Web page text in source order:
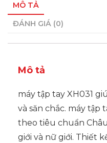
MÔ TẢ
ĐÁNH GIÁ (0)
Mô tả
máy tập tay XH031
và săn chắc. máy tập
theo tiêu chuẩn
giới và nữ giới. Thiết